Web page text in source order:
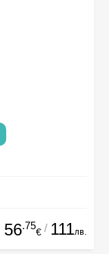
56.75
€ / 111лв.